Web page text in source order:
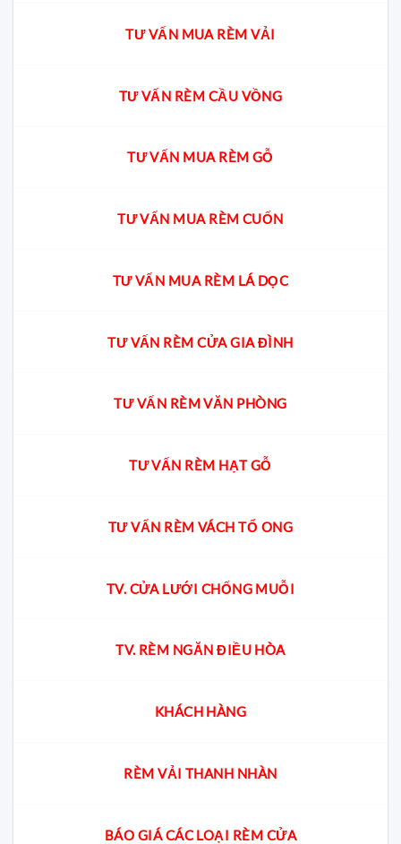
TƯ VẤN MUA RÈM VẢI
TƯ VẤN RÈM CẦU VỒNG
TƯ VẤN MUA RÈM GỖ
TƯ VẤN MUA RÈM CUỐN
TƯ VẤN MUA RÈM LÁ DỌC
TƯ VẤN RÈM CỬA GIA ĐÌNH
TƯ VẤN RÈM VĂN PHÒNG
TƯ VẤN RÈM HẠT GỖ
TƯ VẤN RÈM VÁCH TỔ ONG
TV. CỬA LƯỚI CHỐNG MUỖI
TV. RÈM NGĂN ĐIỀU HÒA
KHÁCH HÀNG
RÈM VẢI THANH NHÀN
BÁO GIÁ CÁC LOẠI RÈM CỬA